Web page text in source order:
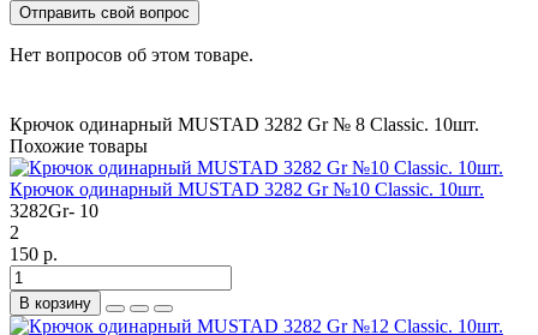
Отправить свой вопрос
Нет вопросов об этом товаре.
Крючок одинарный MUSTAD 3282 Gr № 8 Classic. 10шт.
Похожие товары
Крючок одинарный MUSTAD 3282 Gr №10 Classic. 10шт.
3282Gr- 10
2
150 р.
В корзину